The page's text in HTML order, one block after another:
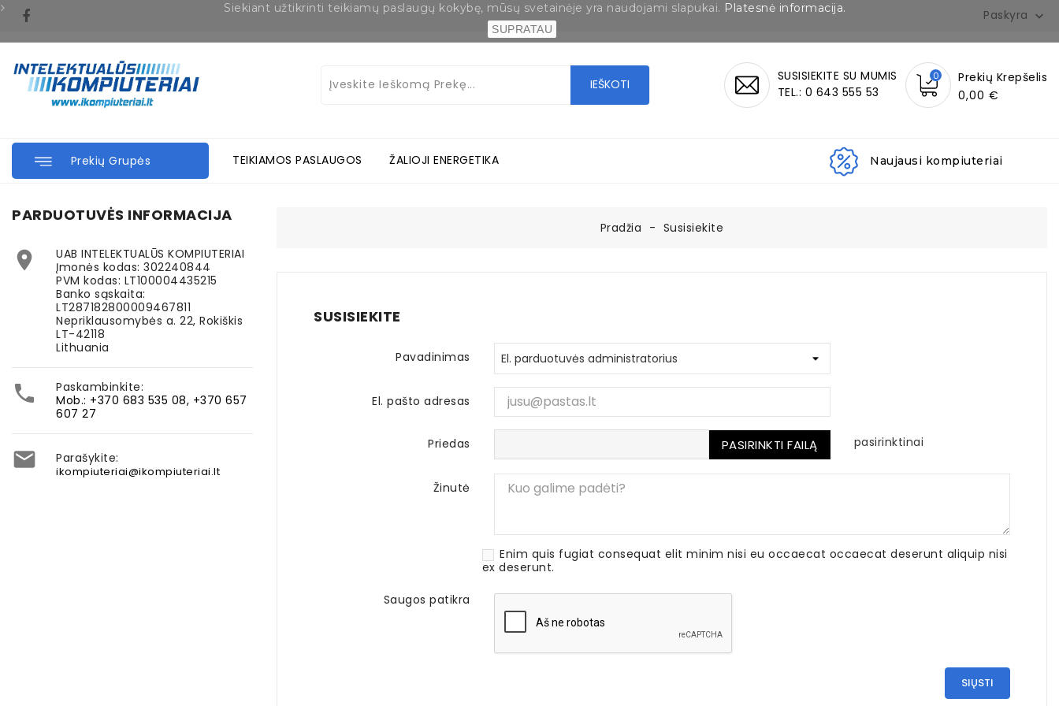
Paskyra 
IEŠKOTI
Prekių Krepšelis
0,00 €
0
SUSISIEKITE SU MUMIS
TEL.: 0 643 555 53
Naujausi kompiuteriai
Prekių Grupės TEIKIAMOS PASLAUGOS ŽALIOJI ENERGETIKA
PARDUOTUVĖS INFORMACIJA

UAB INTELEKTUALŪS KOMPIUTERIAI
Įmonės kodas: 302240844
PVM kodas: LT100004435215
Banko sąskaita:
LT287182800009467811
Nepriklausomybės a. 22, Rokiškis
LT-42118
Lithuania

Paskambinkite:
Mob.: +370 683 535 08, +370 657
607 27
 Parašykite:
ikompiuteriai@ikompiuteriai.lt
Pradžia Susisiekite
SUSISIEKITE
Pavadinimas
El. pašto adresas
Priedas PASIRINKTI FAILĄ pasirinktinai
Žinutė
Enim quis fugiat consequat elit minim nisi eu occaecat occaecat deserunt aliquip nisi
ex deserunt.
Saugos patikra
Siekiant užtikrinti teikiamų paslaugų kokybę, mūsų svetainėje yra naudojami slapukai. Platesnė informacija.
SUPRATAU